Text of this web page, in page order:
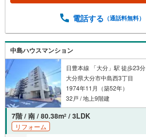
電話する （通話料無料）
中島ハウスマンション
日豊本線 「大分」駅 徒歩23分
大分県大分市中島西3丁目
1974年11月（築52年）
32戸 / 地上9階建
7階 / 南 / 80.38m2 / 3LDK
リフォーム